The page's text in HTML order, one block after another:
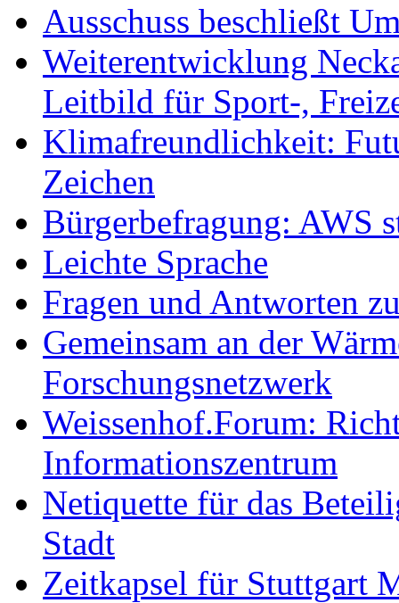
Ausschuss beschließt
Weiterentwicklung
Leitbild für Sport-,
Klimafreundlichkeit:
Zeichen
Bürgerbefragung: AWS
Leichte Sprache
Fragen und Antworten
Gemeinsam an der
Forschungsnetzwerk
Weissenhof.Forum:
Informationszentrum
Netiquette für das
Stadt
Zeitkapsel für Stuttgart